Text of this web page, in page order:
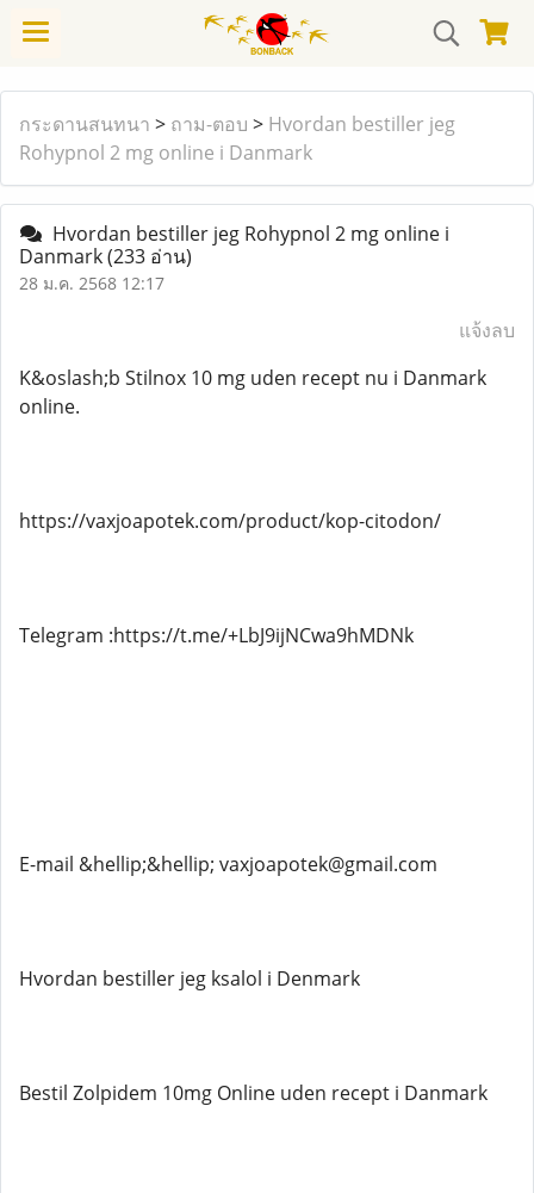
กระดานสนทนา > ถาม-ตอบ > Hvordan bestiller jeg
Rohypnol 2 mg online i Danmark
Hvordan bestiller jeg Rohypnol 2 mg online i
Danmark(233 อ่าน)
28 ม.ค. 2568 12:17
แจ้งลบ
K&oslash;b Stilnox 10 mg uden recept nu i Danmark
online.
https://vaxjoapotek.com/product/kop-citodon/
Telegram :https://t.me/+LbJ9ijNCwa9hMDNk
E-mail &hellip;&hellip; vaxjoapotek@gmail.com
Hvordan bestiller jeg ksalol i Denmark
Bestil Zolpidem 10mg Online uden recept i Danmark